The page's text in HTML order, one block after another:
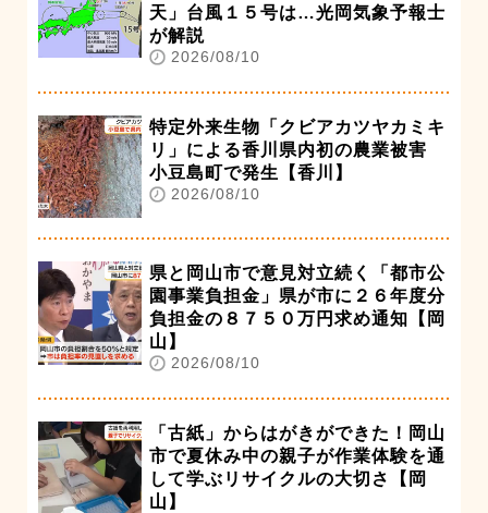
天」台風１５号は…光岡気象予報士
が解説
2026/08/10
特定外来生物「クビアカツヤカミキ
リ」による香川県内初の農業被害
小豆島町で発生【香川】
2026/08/10
県と岡山市で意見対立続く「都市公
園事業負担金」県が市に２６年度分
負担金の８７５０万円求め通知【岡
山】
2026/08/10
「古紙」からはがきができた！岡山
市で夏休み中の親子が作業体験を通
して学ぶリサイクルの大切さ【岡
山】